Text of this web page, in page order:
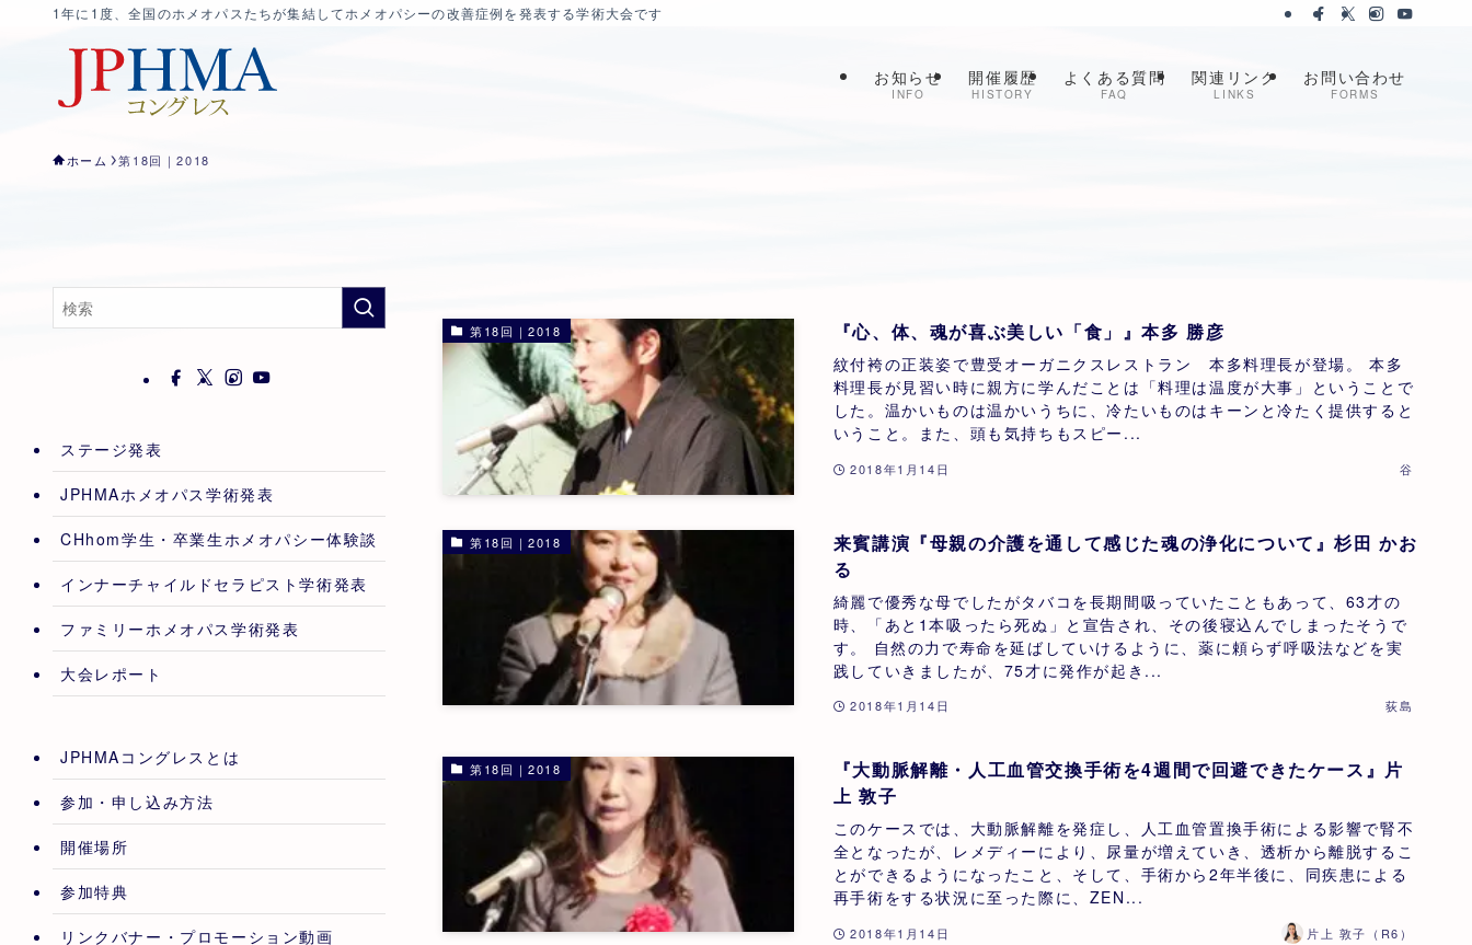
1年に1度、全国のホメオパスたちが集結してホメオパシーの改善症例を発表する学術大会です
お知らせ
INFO
開催履歴
HISTORY
よくある質問
FAQ
関連リンク
LINKS
お問い合わせ
FORMS
ホーム 第18回｜2018
第18回｜2018 『心、体、魂が喜ぶ美しい「食」』本多 勝彦
紋付袴の正装姿で豊受オーガニクスレストラン 本多料理長が登場。 本多
料理長が見習い時に親方に学んだことは「料理は温度が大事」ということで
した。温かいものは温かいうちに、冷たいものはキーンと冷たく提供すると
いうこと。また、頭も気持ちもスピー...
2018年1月14日 谷
第18回｜2018
来賓講演『母親の介護を通して感じた魂の浄化について』杉田 かお
る
綺麗で優秀な母でしたがタバコを長期間吸っていたこともあって、63才の
時、「あと1本吸ったら死ぬ」と宣告され、その後寝込んでしまったそうで
す。 自然の力で寿命を延ばしていけるように、薬に頼らず呼吸法などを実
践していきましたが、75才に発作が起き...
2018年1月14日 荻島
第18回｜2018
『大動脈解離・人工血管交換手術を4週間で回避できたケース』片
上 敦子
このケースでは、大動脈解離を発症し、人工血管置換手術による影響で腎不
全となったが、レメディーにより、尿量が増えていき、透析から離脱するこ
とができるようになったこと、そして、手術から2年半後に、同疾患による
再手術をする状況に至った際に、ZEN...
2018年1月14日 片上 敦子（R6）
ステージ発表
JPHMAホメオパス学術発表
CHhom学生・卒業生ホメオパシー体験談
インナーチャイルドセラピスト学術発表
ファミリーホメオパス学術発表
大会レポート
JPHMAコングレスとは
参加・申し込み方法
開催場所
参加特典
リンクバナー・プロモーション動画